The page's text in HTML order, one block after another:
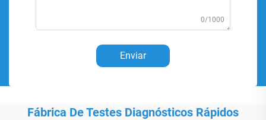
0/1000
Enviar
Fábrica De Testes Diagnósticos Rápidos